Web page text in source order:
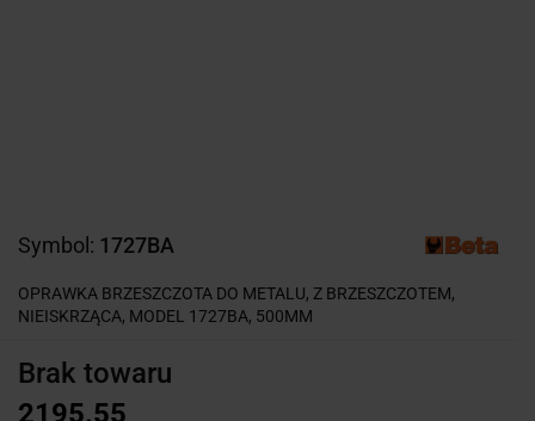
Symbol: 1727BA
OPRAWKA BRZESZCZOTA DO METALU, Z BRZESZCZOTEM,
NIEISKRZĄCA, MODEL 1727BA, 500MM
Brak towaru
2195.55